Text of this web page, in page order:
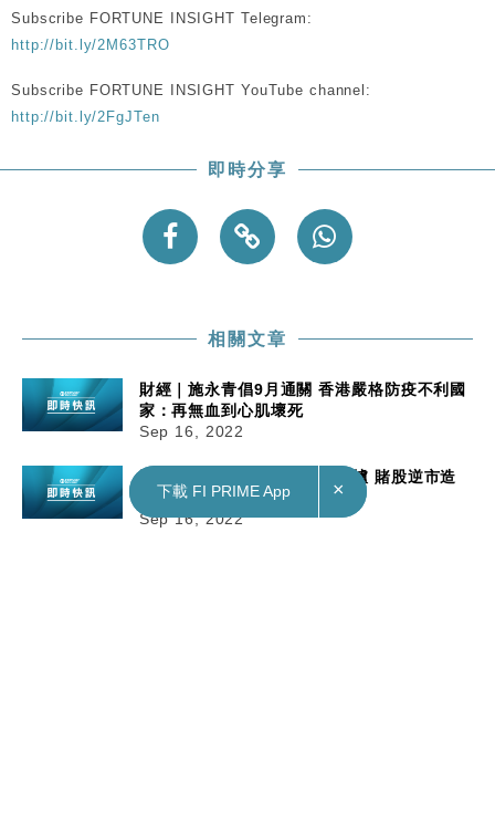
Subscribe FORTUNE INSIGHT Telegram:
http://bit.ly/2M63TRO
Subscribe FORTUNE INSIGHT YouTube channel:
http://bit.ly/2FgJTen
即時分享
相關文章
財經｜施永青倡9月通關 香港嚴格防疫不利國
家：再無血到心肌壞死
Sep 16, 2022
港股｜賭牌競投開標料傍晚出爐 賭股逆市造
Sep 16, 2022
下載 FI PRIME App ×
下載 FI PRIME App ×